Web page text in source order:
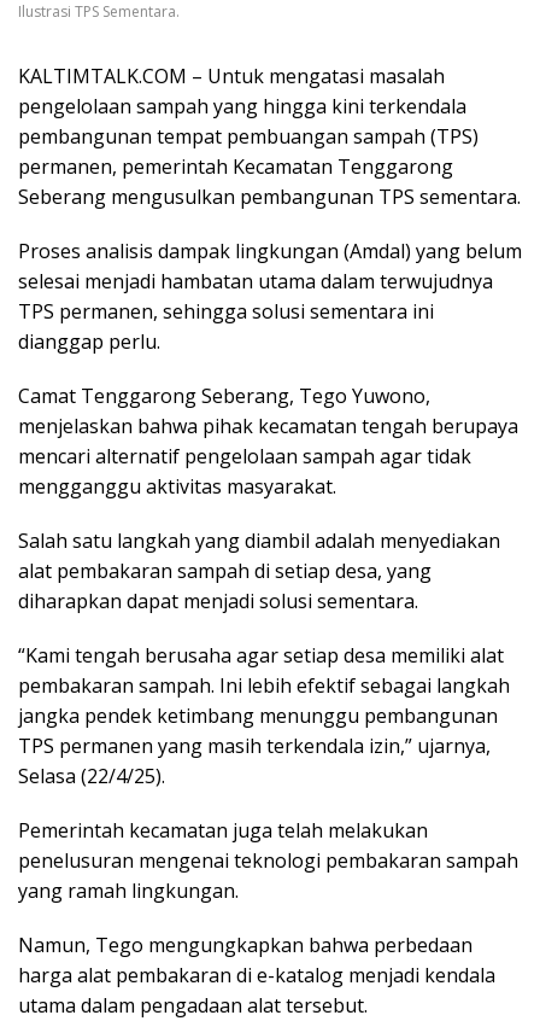
Ilustrasi TPS Sementara.
KALTIMTALK.COM – Untuk mengatasi masalah
pengelolaan sampah yang hingga kini terkendala
pembangunan tempat pembuangan sampah (TPS)
permanen, pemerintah Kecamatan Tenggarong
Seberang mengusulkan pembangunan TPS sementara.
Proses analisis dampak lingkungan (Amdal) yang belum
selesai menjadi hambatan utama dalam terwujudnya
TPS permanen, sehingga solusi sementara ini
dianggap perlu.
Camat Tenggarong Seberang, Tego Yuwono,
menjelaskan bahwa pihak kecamatan tengah berupaya
mencari alternatif pengelolaan sampah agar tidak
mengganggu aktivitas masyarakat.
Salah satu langkah yang diambil adalah menyediakan
alat pembakaran sampah di setiap desa, yang
diharapkan dapat menjadi solusi sementara.
“Kami tengah berusaha agar setiap desa memiliki alat
pembakaran sampah. Ini lebih efektif sebagai langkah
jangka pendek ketimbang menunggu pembangunan
TPS permanen yang masih terkendala izin,” ujarnya,
Selasa (22/4/25).
Pemerintah kecamatan juga telah melakukan
penelusuran mengenai teknologi pembakaran sampah
yang ramah lingkungan.
Namun, Tego mengungkapkan bahwa perbedaan
harga alat pembakaran di e-katalog menjadi kendala
utama dalam pengadaan alat tersebut.